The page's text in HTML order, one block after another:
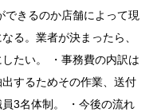
できるのか店舗によって現
る。業者が決まったら、
たい。 ・事務費の内訳は
するためその作業、送付
3名体制。 ・今後の流れ